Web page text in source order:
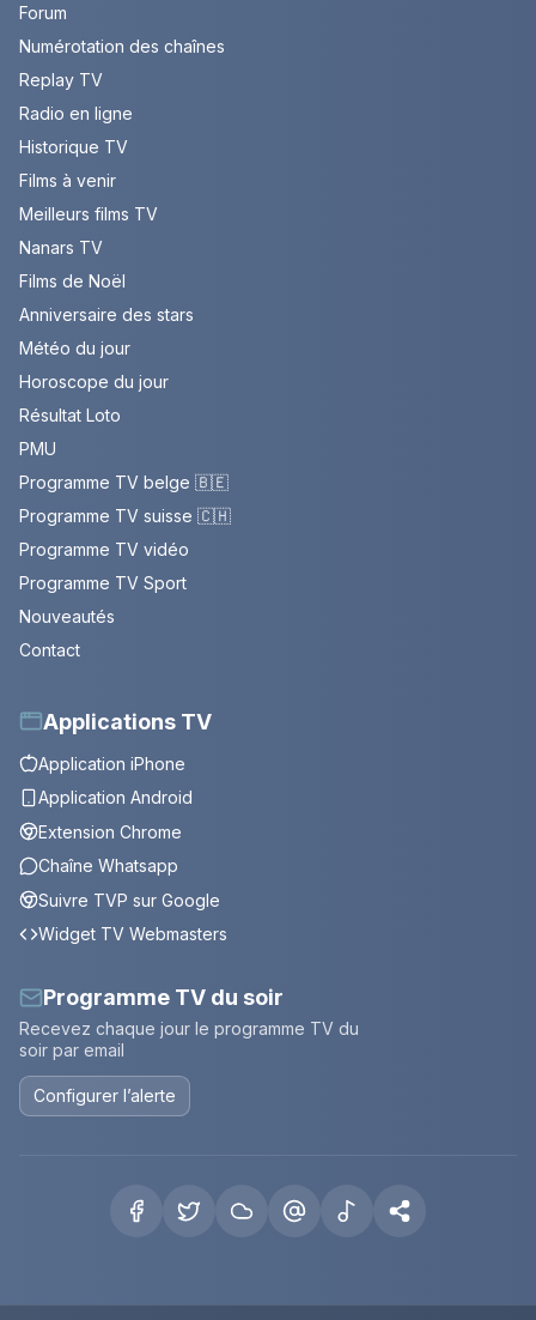
Forum
Numérotation des chaînes
Replay TV
Radio en ligne
Historique TV
Films à venir
Meilleurs films TV
Nanars TV
Films de Noël
Anniversaire des stars
Météo du jour
Horoscope du jour
Résultat Loto
PMU
Programme TV belge 🇧🇪
Programme TV suisse 🇨🇭
Programme TV vidéo
Programme TV Sport
Nouveautés
Contact
Applications TV
Application iPhone
Application Android
Extension Chrome
Chaîne Whatsapp
Suivre TVP sur Google
Widget TV Webmasters
Programme TV du soir
Recevez chaque jour le programme TV du
soir par email
Configurer l’alerte